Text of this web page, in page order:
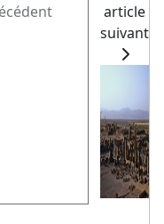
article
suivant